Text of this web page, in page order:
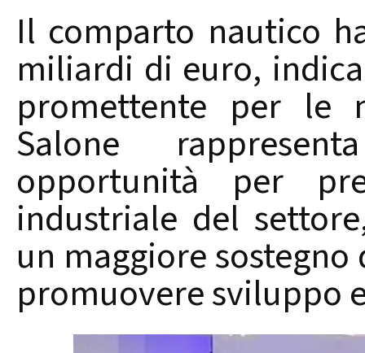
Il comparto nautico
miliardi di euro,
promettente per le
Salone
opportunità per
industriale del
un maggiore
promuovere sviluppo